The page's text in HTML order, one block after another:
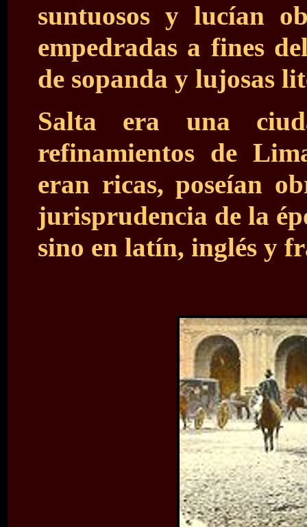
suntuosos y lucían
empedradas a fines
de sopanda y lujosas
Salta era una
refinamientos de
eran ricas, poseían
jurisprudencia de la
sino en latín, inglés y